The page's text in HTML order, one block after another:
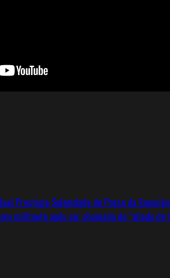
Prestigia Solenidade de Posse da
militante após ser chamado de “aliado de